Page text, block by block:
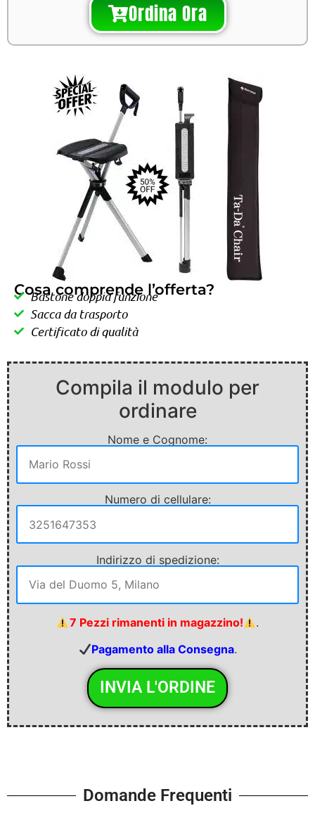
Ordina Ora
Cosa comprende l’offerta?
Bastone doppia funzione
Sacca da trasporto
Certificato di qualità
Compila il modulo per
ordinare
Nome e Cognome:
Numero di cellulare:
Indirizzo di spedizione:
7 Pezzi rimanenti in magazzino!
.
Pagamento alla Consegna.
Domande Frequenti